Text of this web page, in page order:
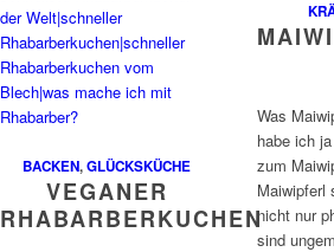
BACKEN,GLÜCKSKÜCHE
VEGANER
RHABARBERKUCHEN
Was
habe ich
zum
Maiwipferl
nicht nur
sind